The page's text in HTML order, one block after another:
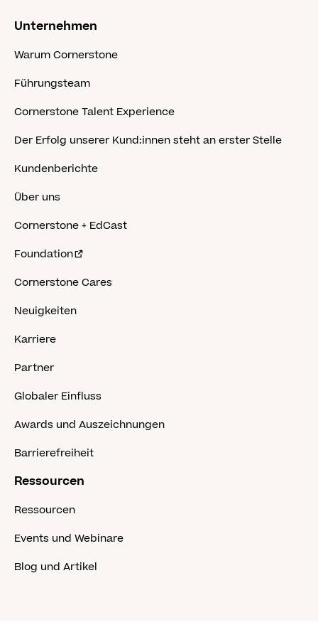
Unternehmen
Warum Cornerstone
Führungsteam
Cornerstone Talent Experience
Der Erfolg unserer Kund:innen steht an erster Stelle
Kundenberichte
Über uns
Cornerstone + EdCast
Foundation
Cornerstone Cares
Neuigkeiten
Karriere
Partner
Globaler Einfluss
Awards und Auszeichnungen
Barrierefreiheit
Ressourcen
Ressourcen
Events und Webinare
Blog und Artikel